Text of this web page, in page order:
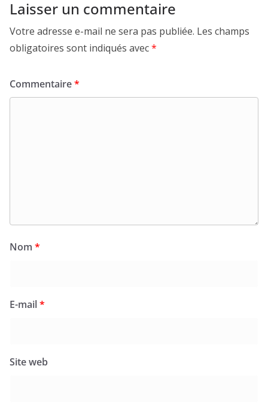
Laisser un commentaire
Votre adresse e-mail ne sera pas publiée. Les champs
obligatoires sont indiqués avec*
Commentaire*
Nom *
E-mail*
Site web